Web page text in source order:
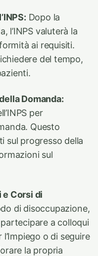
Dopo la
l’INPS valuterà la
ai requisiti.
del tempo,
Domanda:
per
Questo
sul progresso della
sul
e Corsi di
di disoccupazione,
a colloqui
o di seguire
la propria